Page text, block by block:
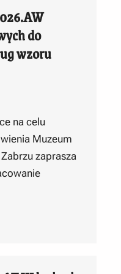
do
wzoru
na celu
Muzeum
zaprasza